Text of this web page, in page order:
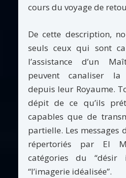
cours du voyage de
De cette description,
seuls ceux qui sont
l’assistance d’un
peuvent canaliser la
depuis leur Royaume.
dépit de ce qu’ils
capables que de
partielle. Les messages
répertoriés par El
catégories du “désir
“l’imagerie idéalisée”.